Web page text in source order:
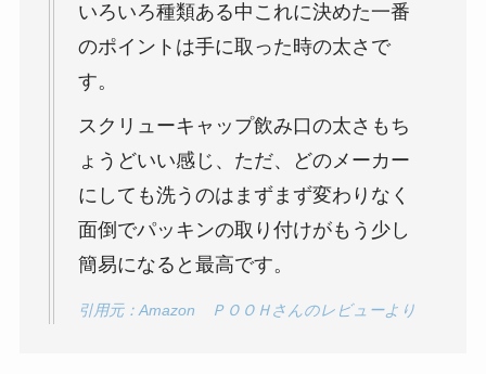
いろいろ種類ある中これに決めた一番
のポイントは手に取った時の太さで
す。
スクリューキャップ飲み口の太さもち
ょうどいい感じ、ただ、どのメーカー
にしても洗うのはまずまず変わりなく
面倒でパッキンの取り付けがもう少し
簡易になると最高です。
引用元：Amazon ＰＯＯＨさんのレビューより